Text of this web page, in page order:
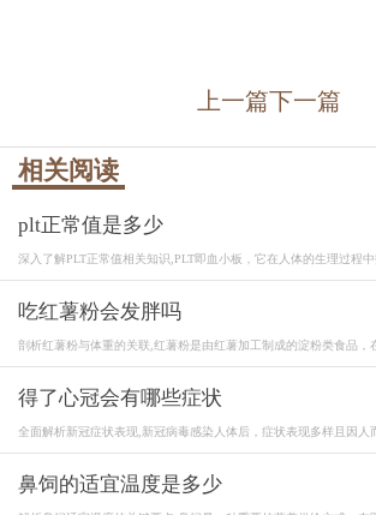
上一篇下一篇
相关阅读
plt正常值是多少
深入了解PLT正常值相关知识,PLT即血小板，它在人体的生理过程中
吃红薯粉会发胖吗
剖析红薯粉与体重的关联,红薯粉是由红薯加工制成的淀粉类食品，
得了心冠会有哪些症状
全面解析新冠症状表现,新冠病毒感染人体后，症状表现多样且因人
鼻饲的适宜温度是多少